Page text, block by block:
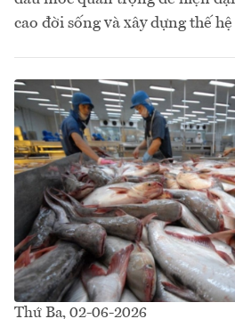
cao đời sống và xây dựng thế
Thứ Ba, 02-06-2026